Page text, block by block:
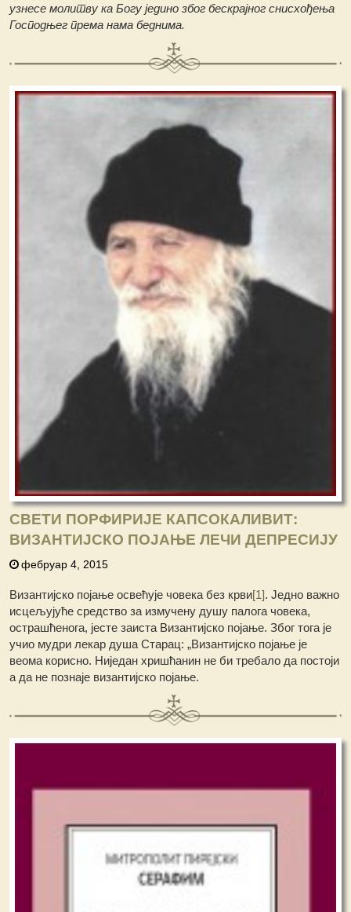
узнесе молитву ка Богу једино због бескрајног снисхођења
Господњег према нама беднима.
СВЕТИ ПОРФИРИЈЕ КАПСОКАЛИВИТ:
ВИЗАНТИЈСКО ПОЈАЊЕ ЛЕЧИ ДЕПРЕСИЈУ
фебруар 4, 2015
Византијско појање освећује човека без крви[1]. Једно важно
исцељујуће средство за измучену душу палога човека,
острашћенога, јесте заиста Византијско појање. Због тога је
учио мудри лекар душа Старац: „Византијско појање је
веома корисно. Ниједан хришћанин не би требало да постоји
а да не познаје византијско појање.